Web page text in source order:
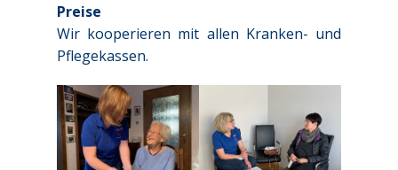
Preise
Wir kooperieren mit allen Kranken- und
Pflegekassen.